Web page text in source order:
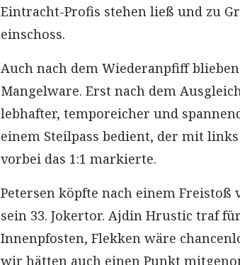
Eintracht-Profis stehen ließ und zu
einschoss.
Auch nach dem Wiederanpfiff
Mangelware. Erst nach dem
lebhafter, temporeicher und
einem Steilpass bedient, der mit
vorbei das 1:1 markierte.
Petersen köpfte nach einem
sein 33. Jokertor. Ajdin Hrustic traf
Innenpfosten, Flekken wäre
wir hätten auch einen Punkt